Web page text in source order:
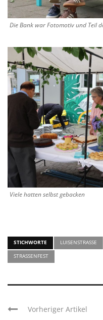
Die Bank war Fotomotiv und Teil
Viele hatten selbst gebacken
STICHWORTE LUISENSTRASSE
STRASSENFEST
Vorheriger Artikel